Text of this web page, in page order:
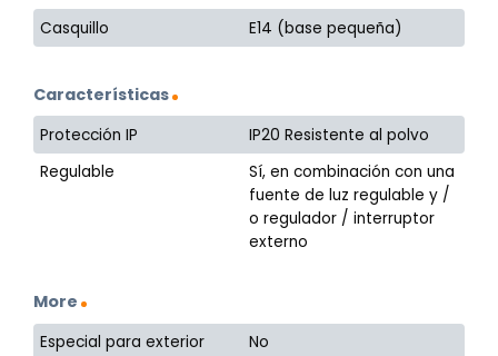
Casquillo E14 (base pequeña)
Características
Protección IP
IP20 Resistente al polvo
Regulable
Sí, en combinación con una
fuente de luz regulable y /
o regulador / interruptor
externo
More
Especial para exterior
No